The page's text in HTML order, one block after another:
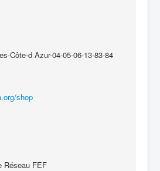
Côte-d Azur-04-05-06-13-83-84
shop
Réseau FEF